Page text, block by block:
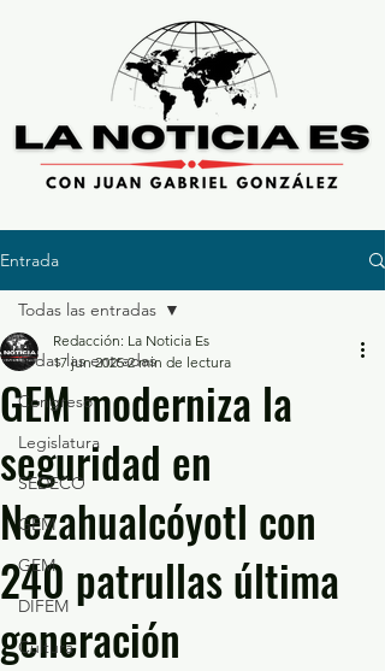
Entrada
Todas las entradas
Congreso
Legislatura
SEDECO
GEM
GEM
DIFEM
Cultura
Todas las entradas
GEM moderniza la
seguridad en
Nezahualcóyotl con
240 patrullas última
generación
Redacción: La Noticia Es
17 jun 2025 2 min de lectura